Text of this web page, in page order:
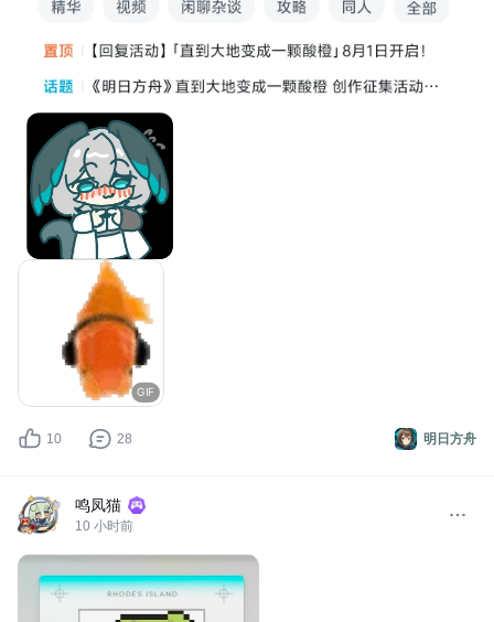
GIF
明日方舟
10 28
鸣凤猫
10 小时前